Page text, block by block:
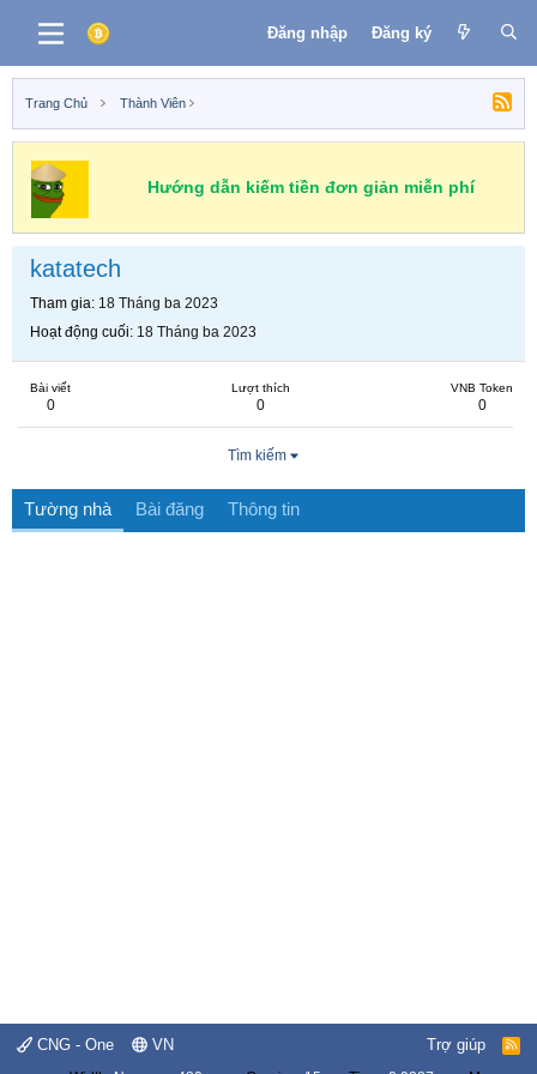
Đăng nhập Đăng ký
Trang Chủ Thành Viên
Hướng dẫn kiếm tiền đơn giản miễn phí
katatech
Tham gia 18 Tháng ba 2023
Hoạt động cuối 18 Tháng ba 2023
Bài viết
0
Lượt thích
0
VNB Token
0
Tìm kiếm
Tường nhà Bài đăng Thông tin
CNG - One VN Trợ giúp
R